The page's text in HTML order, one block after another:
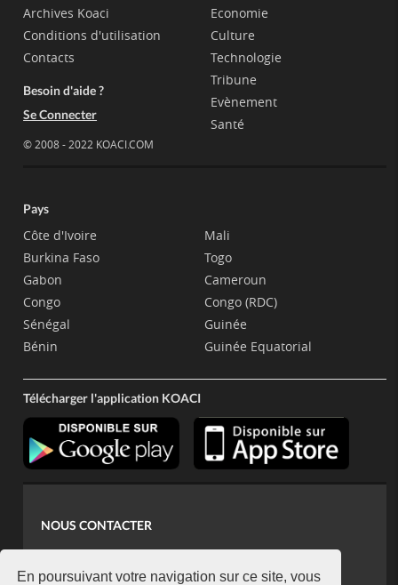
En poursuivant votre navigation sur ce site, vous
Archives Koaci
Conditions d'utilisation
Contacts
Besoin d'aide ?
Se Connecter
© 2008 - 2022 KOACI.COM
Economie
Culture
Technologie
Tribune
Evènement
Santé
Pays
Côte d'Ivoire
Burkina Faso
Gabon
Congo
Sénégal
Bénin
Mali
Togo
Cameroun
Congo (RDC)
Guinée
Guinée Equatorial
Télécharger l'application KOACI
NOUS CONTACTER